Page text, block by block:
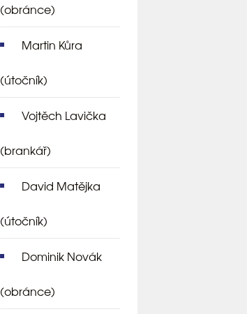
(obránce)
Martin Kůra
(útočník)
Vojtěch Lavička
(brankář)
David Matějka
(útočník)
Dominik Novák
(obránce)